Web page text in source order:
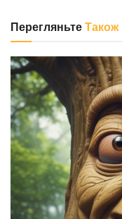
ПерегляньтеТакож